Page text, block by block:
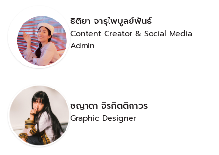
ธิติยา จารุไพบูลย์พันธ์
Content Creator & Social Media
Admin
ชญาดา จิรกิตติถาวร
Graphic Designer